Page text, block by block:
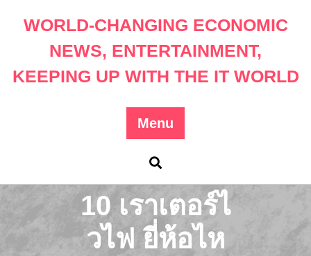
WORLD-CHANGING ECONOMIC
NEWS, ENTERTAINMENT,
KEEPING UP WITH THE IT WORLD
Menu
10 เราเตอร์ไ
วไฟ ยี่ห้อไห